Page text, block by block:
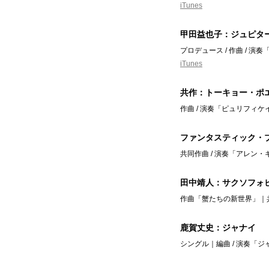
iTunes
甲田益也子：ジュピタ
プロデュース / 作曲 / 演奏
iTunes
共作：トーキョー・ポ
作曲 / 演奏「ピュリフィケ
ファンタスティック・
共同作曲 / 演奏「アレン・
田中靖人：サクソフォ
作曲「蟹たちの新世界」
鹿賀丈史：ジャナイ
シングル｜編曲 / 演奏「